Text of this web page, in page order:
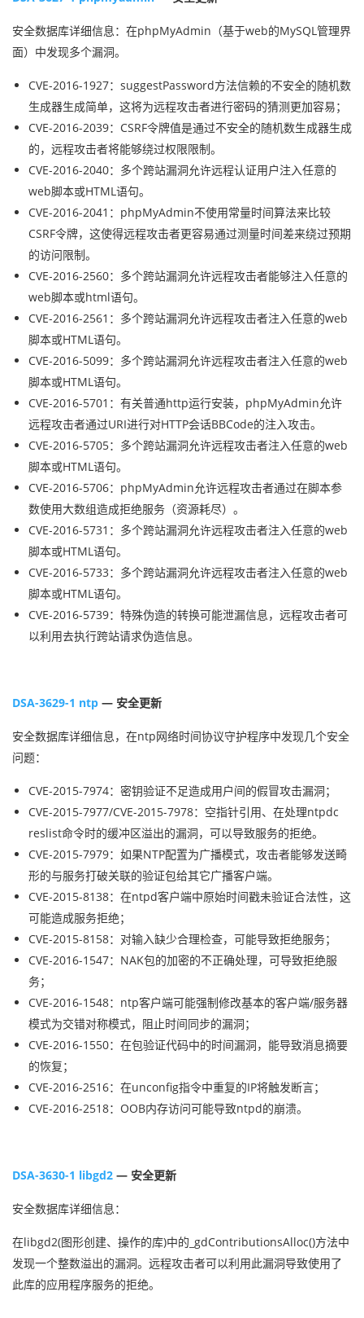
安全数据库详细信息：在phpMyAdmin（基于web的MySQL管理界
面）中发现多个漏洞。
CVE-2016-1927：suggestPassword方法信赖的不安全的随机数
生成器生成简单，这将为远程攻击者进行密码的猜测更加容易；
CVE-2016-2039：CSRF令牌值是通过不安全的随机数生成器生成
的，远程攻击者将能够绕过权限限制。
CVE-2016-2040：多个跨站漏洞允许远程认证用户注入任意的
web脚本或HTML语句。
CVE-2016-2041：phpMyAdmin不使用常量时间算法来比较
CSRF令牌，这使得远程攻击者更容易通过测量时间差来绕过预期
的访问限制。
CVE-2016-2560：多个跨站漏洞允许远程攻击者能够注入任意的
web脚本或html语句。
CVE-2016-2561：多个跨站漏洞允许远程攻击者注入任意的web
脚本或HTML语句。
CVE-2016-5099：多个跨站漏洞允许远程攻击者注入任意的web
脚本或HTML语句。
CVE-2016-5701：有关普通http运行安装，phpMyAdmin允许
远程攻击者通过URI进行对HTTP会话BBCode的注入攻击。
CVE-2016-5705：多个跨站漏洞允许远程攻击者注入任意的web
脚本或HTML语句。
CVE-2016-5706：phpMyAdmin允许远程攻击者通过在脚本参
数使用大数组造成拒绝服务（资源耗尽）。
CVE-2016-5731：多个跨站漏洞允许远程攻击者注入任意的web
脚本或HTML语句。
CVE-2016-5733：多个跨站漏洞允许远程攻击者注入任意的web
脚本或HTML语句。
CVE-2016-5739：特殊伪造的转换可能泄漏信息，远程攻击者可
以利用去执行跨站请求伪造信息。
DSA-3629-1 ntp — 安全更新
安全数据库详细信息，在ntp网络时间协议守护程序中发现几个安全
问题：
CVE-2015-7974：密钥验证不足造成用户间的假冒攻击漏洞；
CVE-2015-7977/CVE-2015-7978：空指针引用、在处理ntpdc
reslist命令时的缓冲区溢出的漏洞，可以导致服务的拒绝。
CVE-2015-7979：如果NTP配置为广播模式，攻击者能够发送畸
形的与服务打破关联的验证包给其它广播客户端。
CVE-2015-8138：在ntpd客户端中原始时间戳未验证合法性，这
可能造成服务拒绝；
CVE-2015-8158：对输入缺少合理检查，可能导致拒绝服务；
CVE-2016-1547：NAK包的加密的不正确处理，可导致拒绝服
务；
CVE-2016-1548：ntp客户端可能强制修改基本的客户端/服务器
模式为交错对称模式，阻止时间同步的漏洞；
CVE-2016-1550：在包验证代码中的时间漏洞，能导致消息摘要
的恢复；
CVE-2016-2516：在unconfig指令中重复的IP将触发断言；
CVE-2016-2518：OOB内存访问可能导致ntpd的崩溃。
DSA-3630-1 libgd2 — 安全更新
安全数据库详细信息：
在libgd2(图形创建、操作的库)中的_gdContributionsAlloc()方法中
发现一个整数溢出的漏洞。远程攻击者可以利用此漏洞导致使用了
此库的应用程序服务的拒绝。